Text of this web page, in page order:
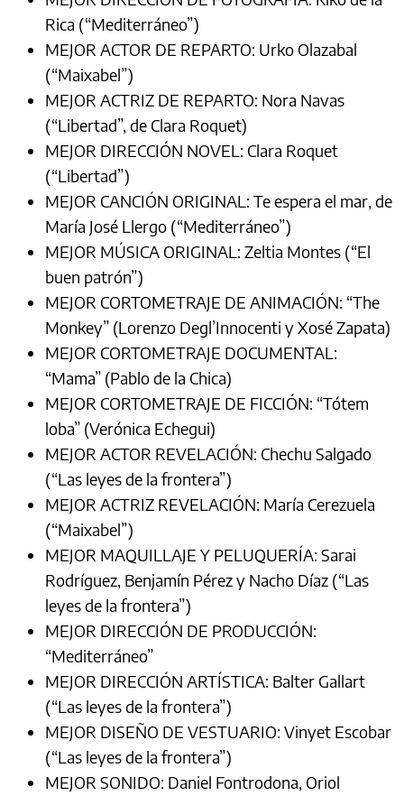
Rica (“Mediterráneo”)
MEJOR ACTOR DE REPARTO: Urko Olazabal
(“Maixabel”)
MEJOR ACTRIZ DE REPARTO: Nora Navas
(“Libertad”, de Clara Roquet)
MEJOR DIRECCIÓN NOVEL: Clara Roquet
(“Libertad”)
MEJOR CANCIÓN ORIGINAL: Te espera el mar, de
María José Llergo (“Mediterráneo”)
MEJOR MÚSICA ORIGINAL: Zeltia Montes (“El
buen patrón”)
MEJOR CORTOMETRAJE DE ANIMACIÓN: “The
Monkey” (Lorenzo Degl’Innocenti y Xosé Zapata)
MEJOR CORTOMETRAJE DOCUMENTAL:
“Mama” (Pablo de la Chica)
MEJOR CORTOMETRAJE DE FICCIÓN: “Tótem
loba” (Verónica Echegui)
MEJOR ACTOR REVELACIÓN: Chechu Salgado
(“Las leyes de la frontera”)
MEJOR ACTRIZ REVELACIÓN: María Cerezuela
(“Maixabel”)
MEJOR MAQUILLAJE Y PELUQUERÍA: Sarai
Rodríguez, Benjamín Pérez y Nacho Díaz (“Las
leyes de la frontera”)
MEJOR DIRECCIÓN DE PRODUCCIÓN:
“Mediterráneo”
MEJOR DIRECCIÓN ARTÍSTICA: Balter Gallart
(“Las leyes de la frontera”)
MEJOR DISEÑO DE VESTUARIO: Vinyet Escobar
(“Las leyes de la frontera”)
MEJOR SONIDO: Daniel Fontrodona, Oriol